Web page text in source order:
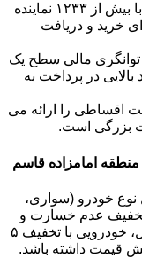
بیمه آسیا با بیش از ۱۲۳۳ نماینده
خرید و دریافت
توانگری مالی سطح یک
در سال ۱۴۰۲)، تعهد بالایی در پرداخت به
اقساطی را ارائه می
بزرگی است.
امامزاده قاسم
خودرو (سواری،
تخفیف عدم خسارت و
مدت اعتبار بیمه نامه بستگی دارد. برای مثال، خودرویی با تخفیف ۵